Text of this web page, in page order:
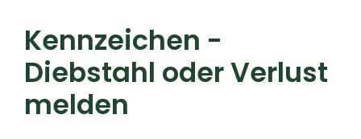
Kennzeichen -
Diebstahl oder Verlust
melden